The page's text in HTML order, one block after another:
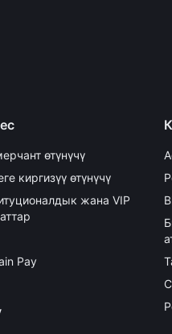
өтүнүчү
киргизүү өтүнүчү
жана VIP
Pay